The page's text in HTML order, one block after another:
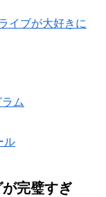
イブが大好きに
ム
ル
完璧すぎ